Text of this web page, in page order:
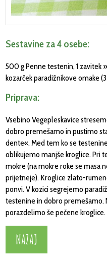
Sestavine za 4 osebe:
500 g Penne testenin, 1 zavitek
kozarček paradižnikove omake
Priprava:
Vsebino Vegepleskavice
dobro premešamo in pustimo
dente«. Med tem ko se
oblikujemo manjše kroglice. Pri
mokre (na mokre roke se masa
prijetneje). Kroglice zlato-
ponvi. V kozici segrejemo
testenine in dobro premešamo.
porazdelimo še pečene
NAZAJ